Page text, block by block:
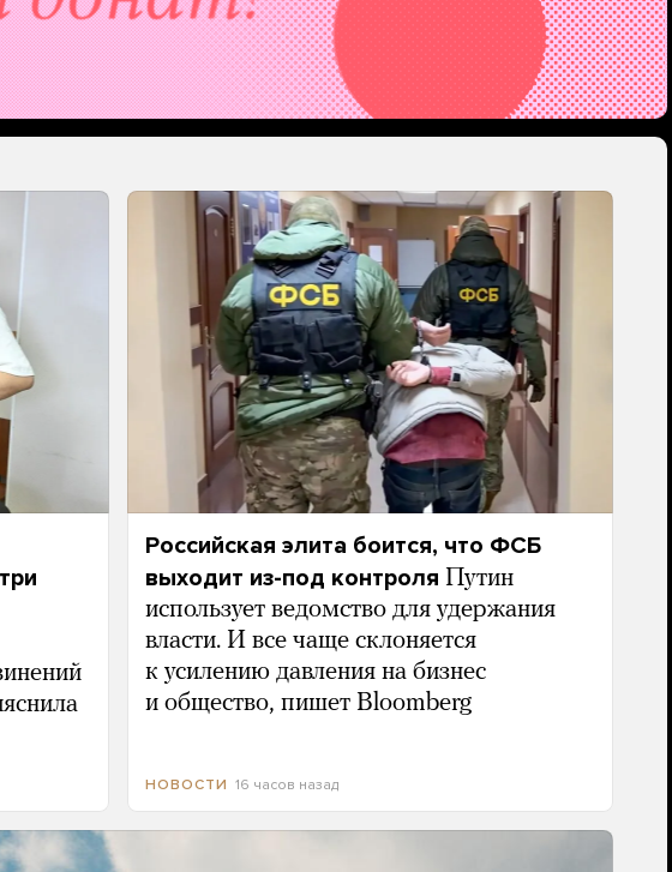
Российская элита боится, что ФСБ
выходит из-под контроля Путин
использует ведомство для удержания
власти. И все чаще склоняется
к усилению давления на бизнес
и общество, пишет Bloomberg
НОВОСТИ 16 часов назад